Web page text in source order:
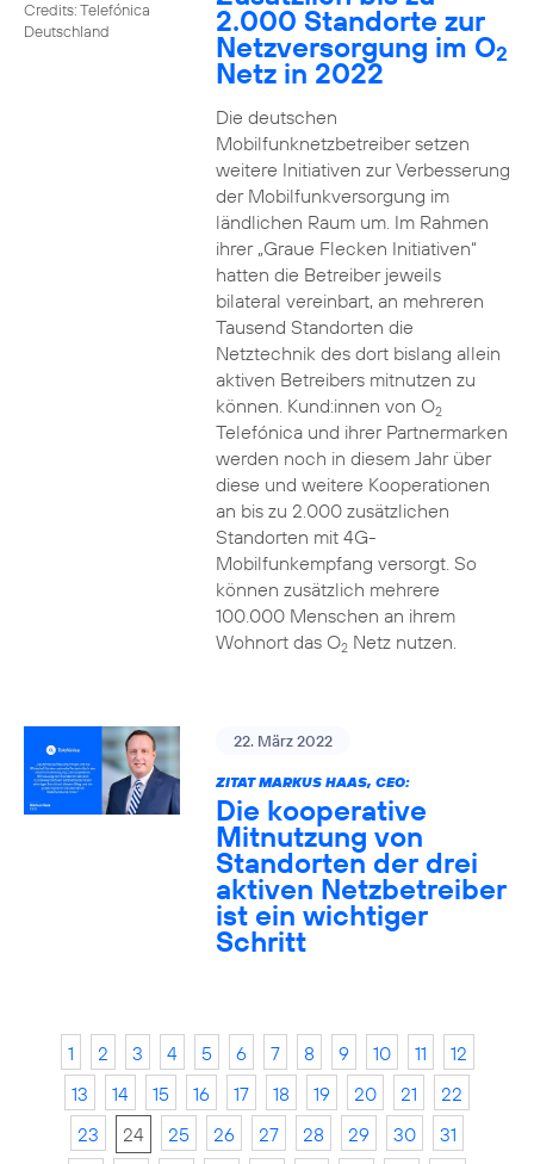
Credits: Telefónica
Deutschland
2.000 Standorte zur
Netzversorgung im O2
Netz in 2022
Die deutschen
Mobilfunknetzbetreiber setzen
weitere Initiativen zur Verbesserung
der Mobilfunkversorgung im
ländlichen Raum um. Im Rahmen
ihrer „Graue Flecken Initiativen“
hatten die Betreiber jeweils
bilateral vereinbart, an mehreren
Tausend Standorten die
Netztechnik des dort bislang allein
aktiven Betreibers mitnutzen zu
können. Kund:innen von O2
Telefónica und ihrer Partnermarken
werden noch in diesem Jahr über
diese und weitere Kooperationen
an bis zu 2.000 zusätzlichen
Standorten mit 4G-
Mobilfunkempfang versorgt. So
können zusätzlich mehrere
100.000 Menschen an ihrem
Wohnort das O2Netz nutzen.
22. März 2022
ZITAT MARKUS HAAS, CEO:
Die kooperative
Mitnutzung von
Standorten der drei
aktiven Netzbetreiber
ist ein wichtiger
Schritt
1 2 3 4 5 6 7 8 9 10 11
12
13
14 15 16 17 18 19 20 21
22
23
24 25 26 27 28 29 30
31